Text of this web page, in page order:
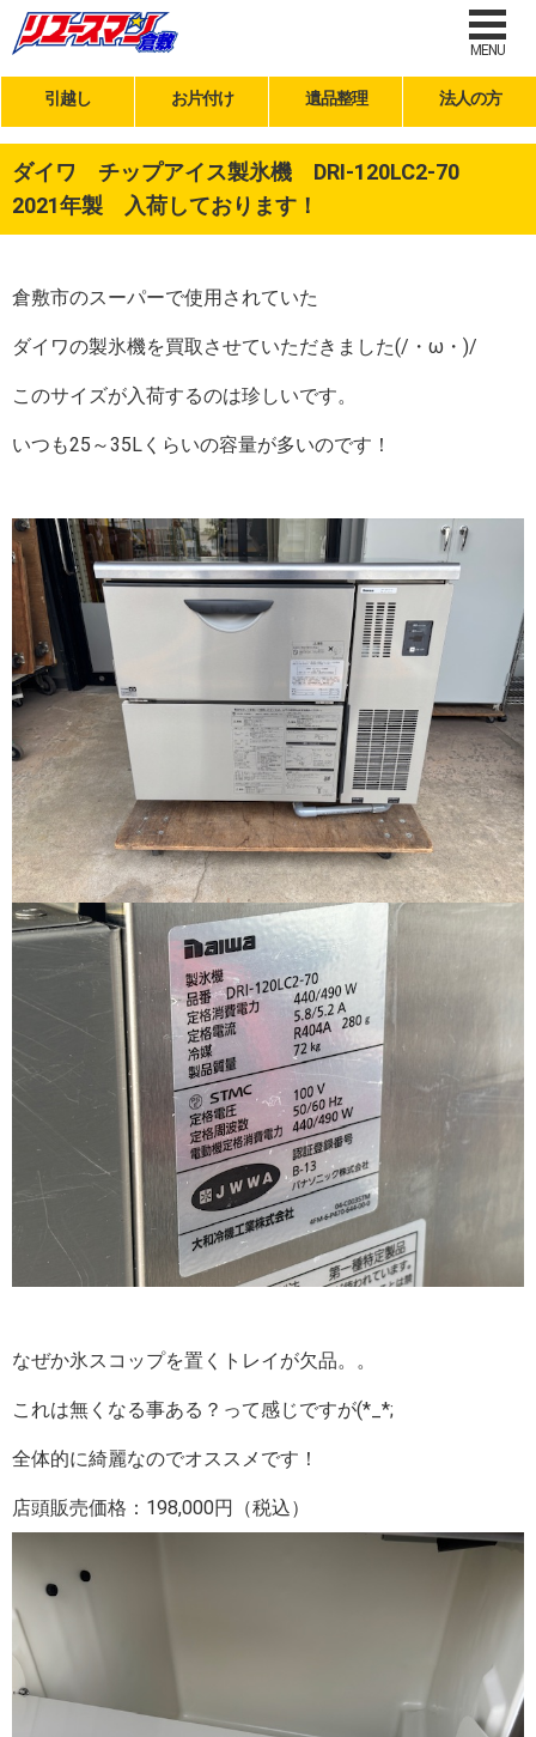
MENU
引越し お片付け 遺品整理 法人の方
ダイワ チップアイス製氷機 DRI-120LC2-70
2021年製 入荷しております！
倉敷市のスーパーで使用されていた
ダイワの製氷機を買取させていただきました(/・ω・)/
このサイズが入荷するのは珍しいです。
いつも25～35Lくらいの容量が多いのです！
なぜか氷スコップを置くトレイが欠品。。
これは無くなる事ある？って感じですが(*_*;
全体的に綺麗なのでオススメです！
店頭販売価格：198,000円（税込）